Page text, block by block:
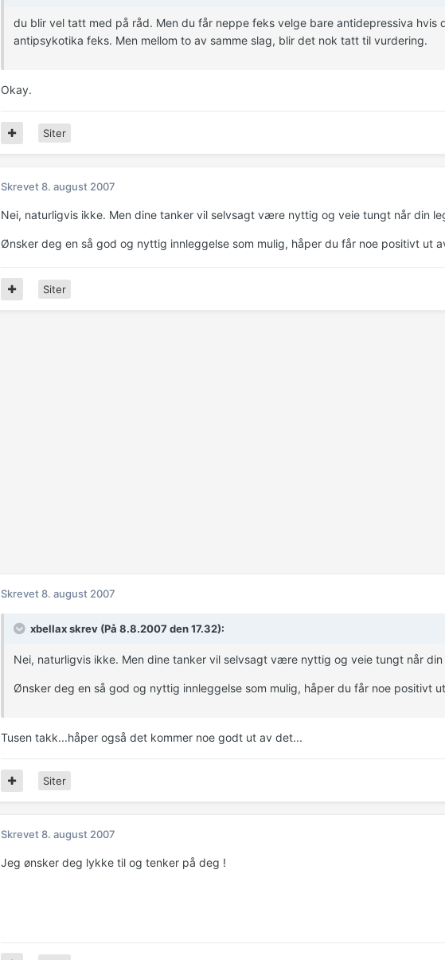
du blir vel tatt med på råd. Men du får neppe feks velge bare antidepressiva hvis
antipsykotika feks. Men mellom to av samme slag, blir det nok tatt til vurdering.
Okay.
Siter
Skrevet8. august 2007
Nei, naturligvis ikke. Men dine tanker vil selvsagt være nyttig og veie tungt når din
Ønsker deg en så god og nyttig innleggelse som mulig, håper du får noe positivt ut
Siter
Skrevet8. august 2007
xbellax skrev (På 8.8.2007 den 17.32):
Nei, naturligvis ikke. Men dine tanker vil selvsagt være nyttig og veie tungt når din
Ønsker deg en så god og nyttig innleggelse som mulig, håper du får noe positivt
Tusen takk...håper også det kommer noe godt ut av det...
Siter
Skrevet8. august 2007
Jeg ønsker deg lykke til og tenker på deg !